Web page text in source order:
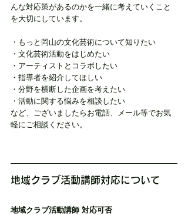
んな対応策があるのかを一緒に考えていくこと
を大切にしています。
・もっと岡山の文化芸術について知りたい
・文化芸術活動をはじめたい
・アーティストとコラボしたい
・指導者を紹介してほしい
・分野を横断した企画を考えたい
・活動に関する悩みを相談したい
など、ございましたらお電話、メール等でお気
軽にご相談ください。
地域クラブ活動講師対応について
地域クラブ活動講師 対応可否